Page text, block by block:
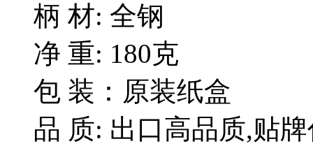
柄 材: 全钢
净 重: 180克
包 装：原装纸盒
品 质: 出口高品质,贴